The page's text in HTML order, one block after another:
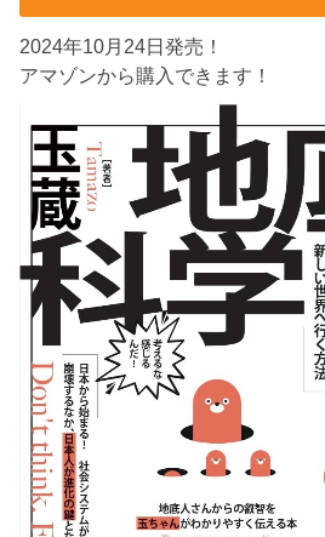
2024年10月24日発売！
アマゾンから購入できます！